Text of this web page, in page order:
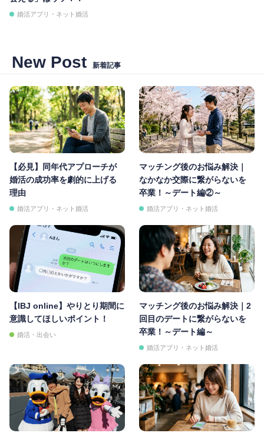
婚活アプリ・ネット婚活
New Post 新着記事
【必見】同年代アプローチが
婚活の成功率を劇的に上げる
理由
婚活アプリ・ネット婚活
マッチング後のお悩み解決｜
なかなか交際に繋がらないを
卒業！～デート編②～
婚活アプリ・ネット婚活
【IBJ online】やりとり期間に
意識してほしいポイント！
婚活・出会い
マッチング後のお悩み解決｜2
回目のデートに繋がらないを
卒業！～デート編～
婚活アプリ・ネット婚活